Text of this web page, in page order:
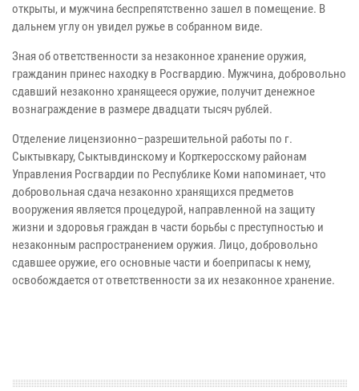
открыты, и мужчина беспрепятственно зашел в помещение. В
дальнем углу он увидел ружье в собранном виде.
Зная об ответственности за незаконное хранение оружия,
гражданин принес находку в Росгвардию. Мужчина, добровольно
сдавший незаконно хранящееся оружие, получит денежное
вознаграждение в размере двадцати тысяч рублей.
Отделение лицензионно–разрешительной работы по г.
Сыктывкару, Сыктывдинскому и Корткеросскому районам
Управления Росгвардии по Республике Коми напоминает, что
добровольная сдача незаконно хранящихся предметов
вооружения является процедурой, направленной на защиту
жизни и здоровья граждан в части борьбы с преступностью и
незаконным распространением оружия. Лицо, добровольно
сдавшее оружие, его основные части и боеприпасы к нему,
освобождается от ответственности за их незаконное хранение.